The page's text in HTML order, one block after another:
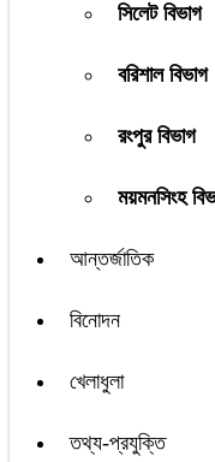
সিলেট বিভাগ
বরিশাল বিভাগ
রংপুর বিভাগ
ময়মনসিংহ
আন্তর্জাতিক
বিনোদন
খেলাধুলা
তথ্য-প্রযুক্তি